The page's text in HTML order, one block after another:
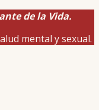
de la Vida.
mental y sexual.